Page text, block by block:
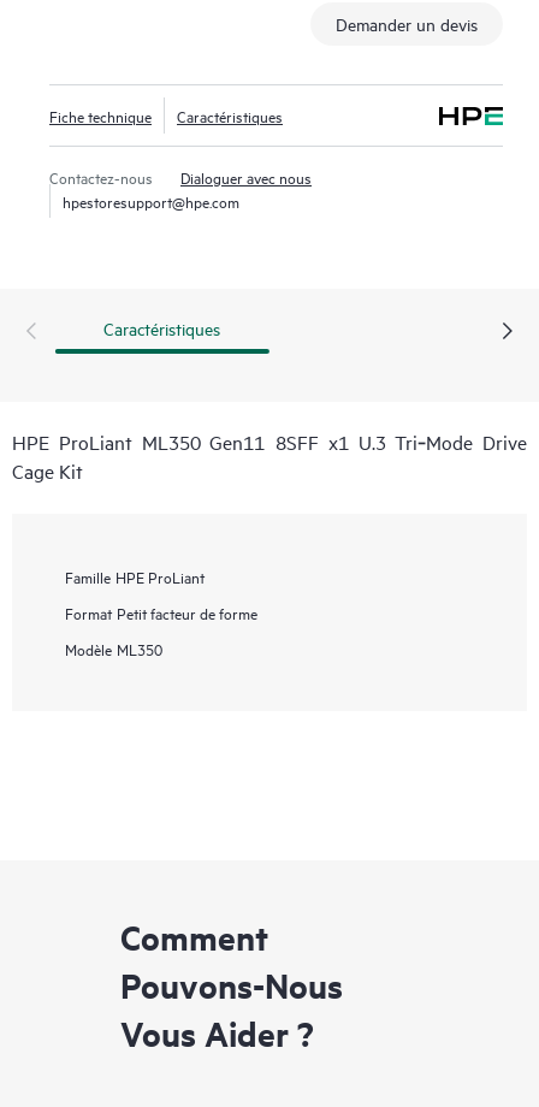
Demander un devis
Fiche technique Caractéristiques
Contactez-nous
Dialoguer avec nous
hpestoresupport@hpe.com
Caractéristiques
HPE ProLiant ML350 Gen11 8SFF x1 U.3 Tri‑Mode Drive
Cage Kit
Famille HPE ProLiant
Format Petit facteur de forme
Modèle ML350
Comment
Pouvons-Nous
Vous Aider ?